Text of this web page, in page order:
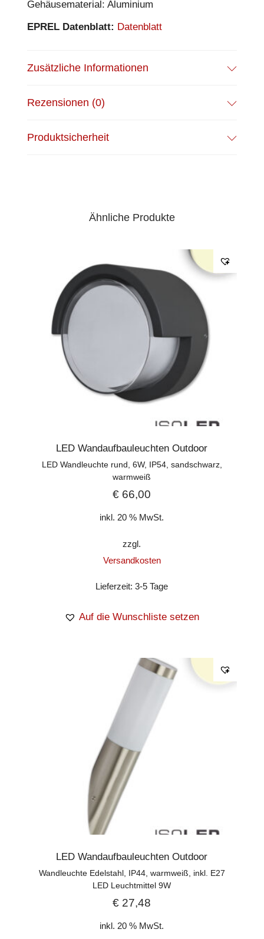
Gehäusematerial: Aluminium
EPREL Datenblatt: Datenblatt
Zusätzliche Informationen
Rezensionen (0)
Produktsicherheit
Ähnliche Produkte
LED Wandaufbauleuchten Outdoor
LED Wandleuchte rund, 6W, IP54, sandschwarz,
warmweiß
€ 66,00
inkl. 20 % MwSt.
zzgl.
Versandkosten
Lieferzeit:3-5 Tage
Auf die Wunschliste setzen
LED Wandaufbauleuchten Outdoor
Wandleuchte Edelstahl, IP44, warmweiß, inkl. E27
LED Leuchtmittel 9W
€ 27,48
inkl. 20 % MwSt.